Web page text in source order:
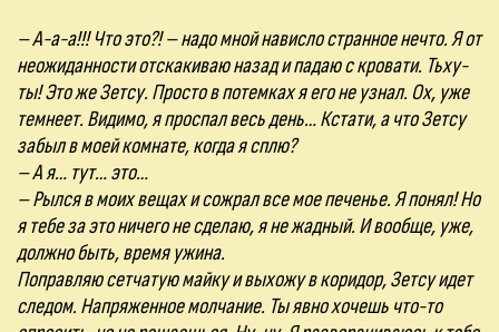
– А-а-а!!! Что это?! – надо мной нависло странное нечто. Я от
неожиданности отскакиваю назад и падаю с кровати. Тьху-
ты! Это же Зетсу. Просто в потемках я его не узнал. Ох, уже
темнеет. Видимо, я проспал весь день… Кстати, а что Зетсу
забыл в моей комнате, когда я сплю?
– А я… тут… это…
– Рылся в моих вещах и сожрал все мое печенье. Я понял! Но
я тебе за это ничего не сделаю, я не жадный. И вообще, уже,
должно быть, время ужина.
Поправляю сетчатую майку и выхожу в коридор, Зетсу идет
следом. Напряженное молчание. Ты явно хочешь что-то